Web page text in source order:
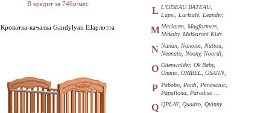
В кредит за 746р/мес
Кроватка-качалка Gandylyan Шарлотта
L L'OISEAU BATEAU,
Lapsi, Larktale, Leander,
M Maclaren, Magformers,
Makaby, Makkaroni Kids
N Nanan, Nanotec, Nattou,
Neonato, Noony, Noordi,
O Odenwalder, Ok Baby,
Omnio, ORIBEL, OSANN,
P Pabobo, Paidi, Panasonic,
Papallona, Paradiso ...
Q QPLAY, Quadro, Quinny